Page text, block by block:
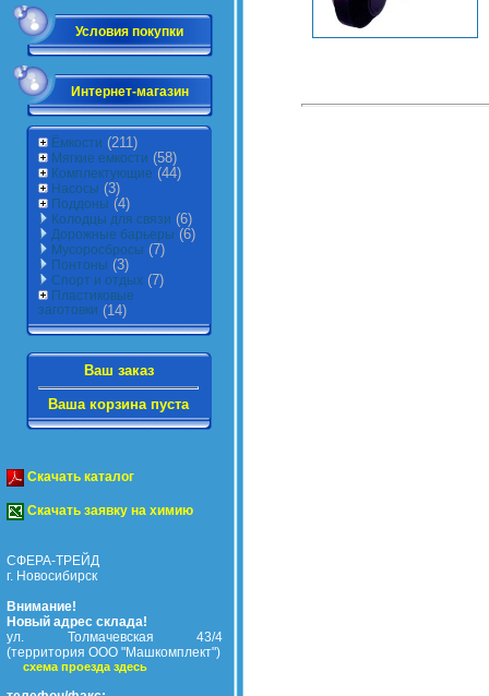
Условия покупки
Интернет-магазин
Ёмкости (211)
Мягкие емкости (58)
Комплектующие (44)
Насосы (3)
Поддоны (4)
Колодцы для связи (6)
Дорожные барьеры (6)
Мусоросбросы (7)
Понтоны (3)
Спорт и отдых (7)
Пластиковые
заготовки (14)
Ваш заказ
Ваша корзина пуста
Скачать каталог
Скачать заявку на химию
СФЕРА-ТРЕЙД
г. Новосибирск
Внимание!
Новый адрес склада!
ул. Толмачевская 43/4
(территория ООО "Машкомплект")
схема проезда здесь